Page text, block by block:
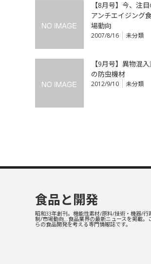
【8月号】今、注
アンチエイジング
場動向
2007/8/16 未分類
【9月号】異物混
の防虫機材
2012/9/10 未分類
食品と開発
昭和33年創刊。機能性素材/原料/技術・機器/行
制/市場動向…食品業界の最新ニュースを掲載。
らの食品開発を考える専門情報誌です。